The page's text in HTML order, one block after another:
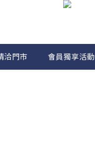
洽門市 會員獨享活動